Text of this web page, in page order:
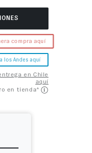
compra aquí
los Andes aquí
en Chile
aquí
en tienda*